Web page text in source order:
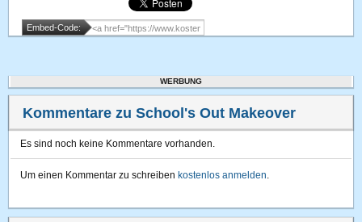
Embed-Code:
WERBUNG
Kommentare zu School's Out Makeover
Es sind noch keine Kommentare vorhanden.
Um einen Kommentar zu schreiben kostenlos anmelden.